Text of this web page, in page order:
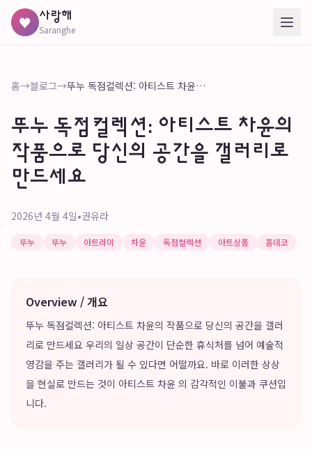
♥ 사랑해
Saranghe
홈→블로그→ 뚜누 독점컬렉션: 아티스트 차윤의 작품으로 당신의 공간을 갤러리로 만드세요
뚜누 독점컬렉션: 아티스트 차윤의
작품으로 당신의 공간을 갤러리로
만드세요
2026년 4월 4일•권유라
뚜누 뚜누 아트라미 차윤 독점컬렉션 아트상품 홈데코
Overview / 개요
뚜누 독점컬렉션: 아티스트 차윤의 작품으로 당신의 공간을 갤러
리로 만드세요 우리의 일상 공간이 단순한 휴식처를 넘어 예술적
영감을 주는 갤러리가 될 수 있다면 어떨까요. 바로 이러한 상상
을 현실로 만드는 것이 아티스트 차윤 의 감각적인 이불과 쿠션입
니다.